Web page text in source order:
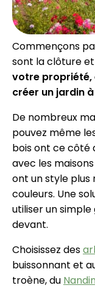
Commençons
sont la clôture
votre propriété,
créer un jardin
De nombreux
pouvez même
bois ont ce côté
avec les maisons
ont un style
couleurs. Une
utiliser un
devant.
Choisissez des
buissonnant et
troène, du